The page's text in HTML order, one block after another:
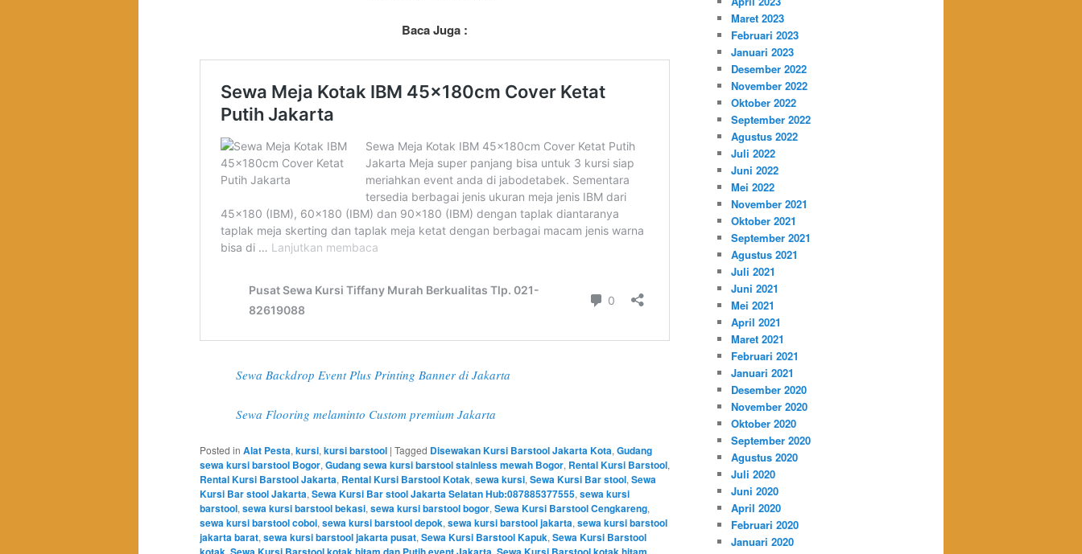
Baca Juga :
Sewa Backdrop Event Plus Printing Banner di Jakarta
Sewa Flooring melaminto Custom premium Jakarta
Posted in Alat Pesta, kursi, kursi barstool | Tagged Disewakan Kursi Barstool Jakarta Kota, Gudang
sewa kursi barstool Bogor, Gudang sewa kursi barstool stainless mewah Bogor, Rental Kursi Barstool,
Rental Kursi Barstool Jakarta, Rental Kursi Barstool Kotak, sewa kursi, Sewa Kursi Bar stool, Sewa
Kursi Bar stool Jakarta, Sewa Kursi Bar stool Jakarta Selatan Hub:087885377555, sewa kursi
barstool, sewa kursi barstool bekasi, sewa kursi barstool bogor, Sewa Kursi Barstool Cengkareng,
sewa kursi barstool coboi, sewa kursi barstool depok, sewa kursi barstool jakarta, sewa kursi barstool
jakarta barat, sewa kursi barstool jakarta pusat, Sewa Kursi Barstool Kapuk, Sewa Kursi Barstool
Maret 2023
Februari 2023
Januari 2023
Desember 2022
November 2022
Oktober 2022
September 2022
Agustus 2022
Juli 2022
Juni 2022
Mei 2022
November 2021
Oktober 2021
September 2021
Agustus 2021
Juli 2021
Juni 2021
Mei 2021
April 2021
Maret 2021
Februari 2021
Januari 2021
Desember 2020
November 2020
Oktober 2020
September 2020
Agustus 2020
Juli 2020
Juni 2020
April 2020
Februari 2020
Januari 2020